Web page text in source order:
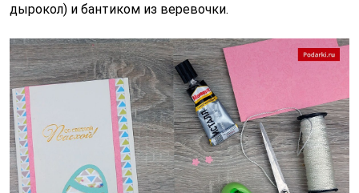
дырокол) и бантиком из веревочки.